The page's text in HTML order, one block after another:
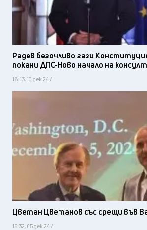
Радев безочливо гази
покани ДПС-Ново начало на
18:13, 10 дек 24 /
Цветан Цветанов със срещи във
15:32, 05 дек 24 /